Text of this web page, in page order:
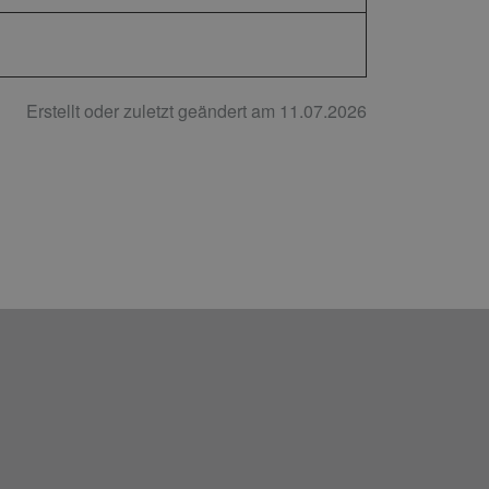
Erstellt oder zuletzt geändert am 11.07.2026